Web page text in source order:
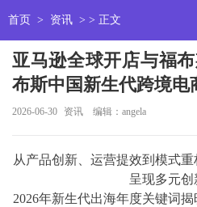
首页 > 资讯 > > 正文
亚马逊全球开店与福
布斯中国新生代跨境电
2026-06-30 资讯 编辑：angela
从产品创新、运营提效到模式
呈现多元创
2026年新生代出海年度关键词